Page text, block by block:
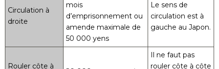
Circulation à
droite
mois
d’emprisonnement ou
amende maximale de
50 000 yens
Le sens de
circulation est à
gauche au Japon.
Rouler côte à
Il ne faut pas
rouler côte à côte